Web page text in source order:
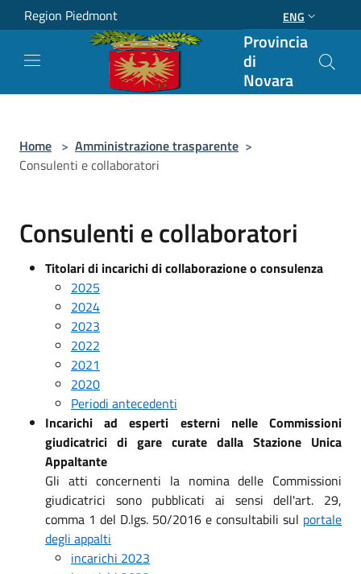
Salta al contenuto principale
Region Piedmont ENG
Provincia
di
Novara
Home > Amministrazione trasparente >
Consulenti e collaboratori
Consulenti e collaboratori
Titolari di incarichi di collaborazione o consulenza
2025
2024
2023
2022
2021
2020
Periodi antecedenti
Incarichi ad esperti esterni nelle Commissioni
giudicatrici di gare curate dalla Stazione Unica
Appaltante
Gli atti concernenti la nomina delle Commissioni
giudicatrici sono pubblicati ai sensi dell'art. 29,
comma 1 del D.lgs. 50/2016 e consultabili sul portale
degli appalti
incarichi 2023